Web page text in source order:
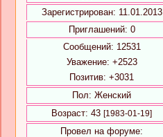
Зарегистрирован: 11.01.2013
Приглашений: 0
Сообщений: 12531
Уважение: +2523
Позитив: +3031
Пол: Женский
Возраст: 43 [1983-01-19]
Провел на форуме: